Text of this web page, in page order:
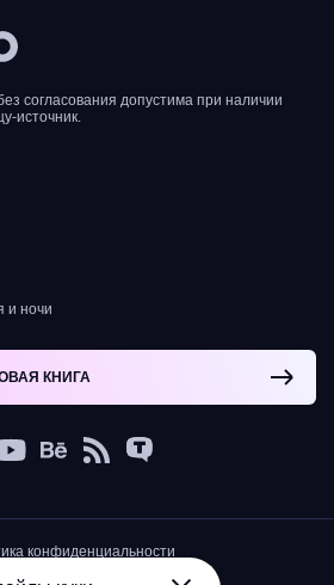
согласования допустима при наличии
источник.
и ночи
КНИГА
конфиденциальности